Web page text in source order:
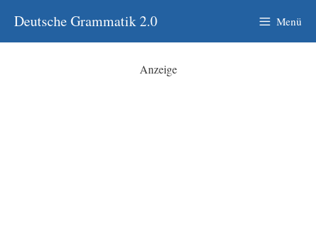
Inhalt
springen
Deutsche Grammatik 2.0 Menü
Anzeige